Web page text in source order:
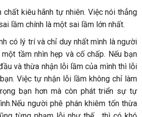
kiêu hãnh tự nhiên. Việc nói thẳng
lầm chính là một sai lầm lớn nhất.
có lý trí và chỉ duy nhất mình là người
tầm nhìn hẹp và cố chấp. Nếu bạn
và thừa nhận lỗi lầm của mình thì lỗi
Việc tự nhận lỗi lầm không chỉ làm
bạn hơn mà còn phát triển sự tự
người phê phán khiêm tốn thừa